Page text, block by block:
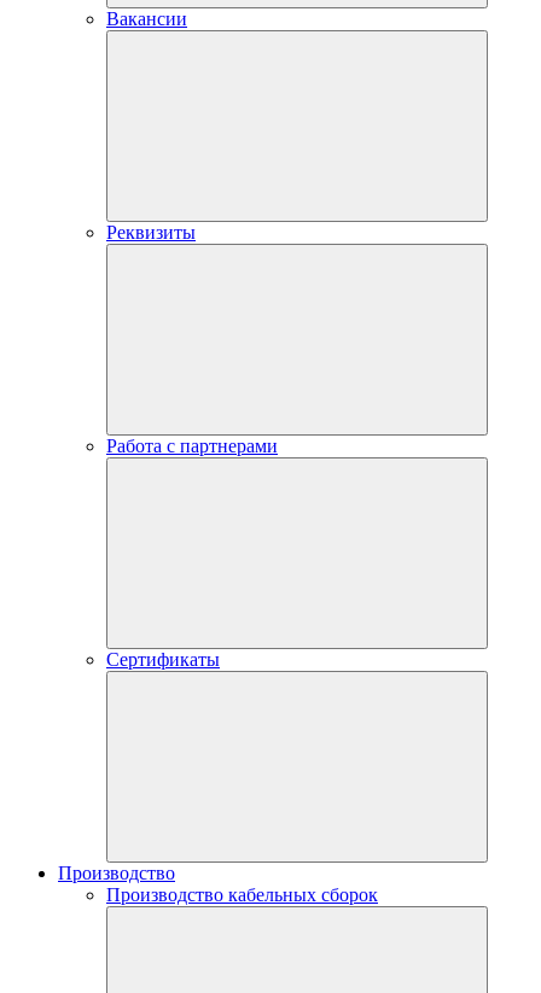
Вакансии
Реквизиты
Работа с партнерами
Сертификаты
Производство
Производство кабельных сборок